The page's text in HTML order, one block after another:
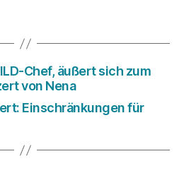
Chef, äußert sich zum
von Nena
Einschränkungen für